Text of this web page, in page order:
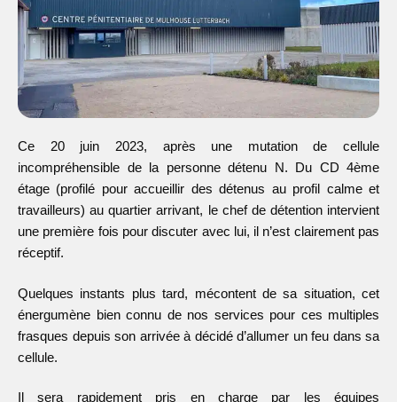
Ce 20 juin 2023, après une mutation de cellule
incompréhensible de la personne détenu N. Du CD 4ème
étage (profilé pour accueillir des détenus au profil calme et
travailleurs) au quartier arrivant, le chef de détention intervient
une première fois pour discuter avec lui, il n’est clairement pas
réceptif.
Quelques instants plus tard, mécontent de sa situation, cet
énergumène bien connu de nos services pour ces multiples
frasques depuis son arrivée à décidé d’allumer un feu dans sa
cellule.
Il sera rapidement pris en charge par les équipes